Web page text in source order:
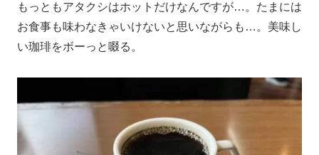
もっともアタクシはホットだけなんですが…。たまには
お食事も味わなきゃいけないと思いながらも…。美味し
い珈琲をボーっと啜る。